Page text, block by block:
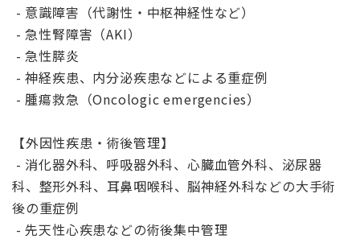
- 意識障害（代謝性・中枢神経性など）
- 急性腎障害（AKI）
- 急性膵炎
- 神経疾患、内分泌疾患などによる重症例
- 腫瘍救急（Oncologic emergencies）
【外因性疾患・術後管理】
- 消化器外科、呼吸器外科、心臓血管外科、泌尿器
科、整形外科、耳鼻咽喉科、脳神経外科などの大手術
後の重症例
- 先天性心疾患などの術後集中管理